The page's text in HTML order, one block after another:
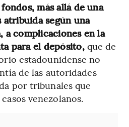
más allá de una
según una
a complicaciones en la
para el depósito,que de
estadounidense no
de las autoridades
por tribunales que
venezolanos.